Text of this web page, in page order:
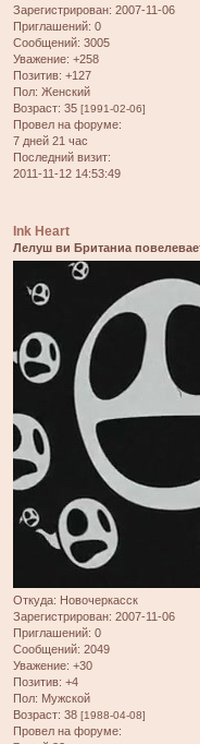
Зарегистрирован: 2007-11-06
Приглашений: 0
Сообщений: 3005
Уважение: +258
Позитив: +127
Пол: Женский
Возраст: 35 [1991-02-06]
Провел на форуме:
7 дней 21 час
Последний визит:
2011-11-12 14:53:49
Ink Heart
Лелуш ви Британиа
Откуда: Новочеркасск
Зарегистрирован: 2007-11-06
Приглашений: 0
Сообщений: 2049
Уважение: +30
Позитив: +4
Пол: Мужской
Возраст: 38 [1988-04-08]
Провел на форуме: